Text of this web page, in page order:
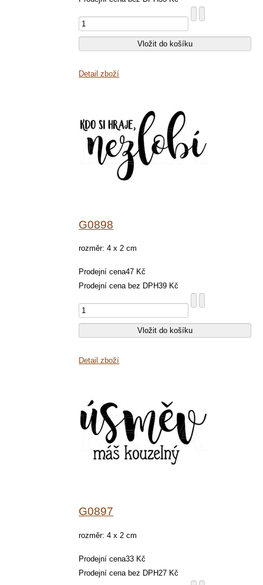
Detail zboží
G0898
rozměr: 4 x 2 cm
Prodejní cena47 Kč
Prodejní cena bez DPH39 Kč
Detail zboží
G0897
rozměr: 4 x 2 cm
Prodejní cena33 Kč
Prodejní cena bez DPH27 Kč